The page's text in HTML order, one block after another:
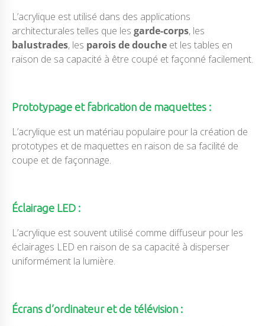
L’acrylique est utilisé dans des applications
architecturales telles que les garde-corps, les
balustrades, les parois de douche et les tables en
raison de sa capacité à être coupé et façonné facilement.
Prototypage et fabrication de maquettes :
L’acrylique est un matériau populaire pour la création de
prototypes et de maquettes en raison de sa facilité de
coupe et de façonnage.
Éclairage LED :
L’acrylique est souvent utilisé comme diffuseur pour les
éclairages LED en raison de sa capacité à disperser
uniformément la lumière.
Écrans d’ordinateur et de télévision :